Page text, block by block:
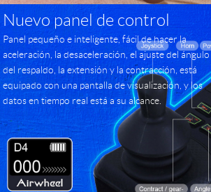
Nuevo panel de control
Panel pequeño e inteligente, fácil de hacer la
aceleración, la desaceleración, el ajuste del ángulo
del respaldo, la extensión y la contracción, está
equipado con una pantalla de visualización, y los
datos en tiempo real está a su alcance.